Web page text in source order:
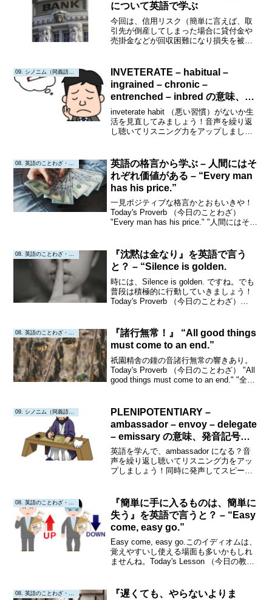
について英語で学ぶ
今回は、信用リスク（簡単に言えば、取
引先が倒産してしまった場合に貸付金や
売掛金などが回収困難になり損失を被る
Johnson. As you know, ...
09. シノニム（同義語・類義語）
INVETERATE – habitual –
ingrained – chronic –
entrenched – inbred の意味、類
義語、使い方
inveterate habit （悪い習慣）がないか生
活を見直してみましょう！音声を繰り返
し聴いてリスニング力をアップしましょ
てみましょう!!!Invetera...
英語の格言から学ぶ – 人間にはそ
れぞれ価値がある – “Every man
has his price.”
一見ポジティブな格言かとおもいきや！
Today's Proverb （今日のことわざ）
"Every man has his price." "人間にはそれ
◎ ”人は...
08. 英語のことわざ・教訓
『沈黙は金なり』を英語で言う
と？ – “Silence is golden.
時には、Silence is golden. ですね。でも
普段は積極的に行動していきましょう！
Today's Proverb （今日のことわざ）
08. 英語のことわざ・教訓
『諸行無常！』 “All good things
must come to an end.”
祇園精舎の鐘の音諸行無常の響きあり。
Today's Proverb （今日のことわざ） "All
good things must come to an end." "全て
PLENIPOTENTIARY –
ambassador – envoy – delegate
– emissary の意味、発音記号、
例文
英語を学んで、ambassador になる？音
声を繰り返し聴いてリスニング力をアッ
プしましょう！同時に発声してスピーキ
大使（ある国が他の国に全権を委任して
派...
08. 英語のことわざ・教訓
『簡単に手に入るものは、簡単に
失う』を英語で言うと？ – “Easy
come, easy go.”
Easy come, easy go.このイディオムは、
覚えやすいし使える場面も多いかもしれ
ませんね。Today's Lesson （今日の教
08. 英語のことわざ・教訓
『遅くても、やらないよりま